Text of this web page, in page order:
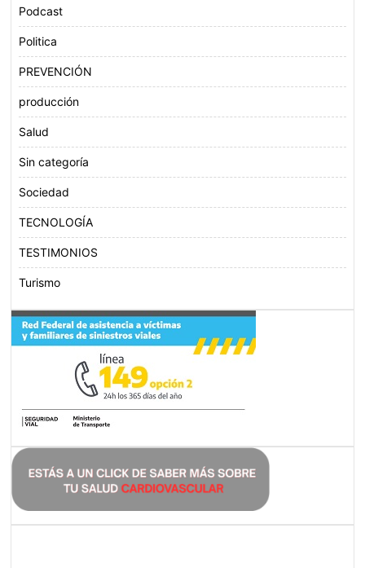
Podcast
Politica
PREVENCIÓN
producción
Salud
Sin categoría
Sociedad
TECNOLOGÍA
TESTIMONIOS
Turismo